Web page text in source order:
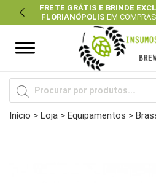
FRETE GRÁTIS E BRINDE
FLORIANÓPOLIS EM COMPRAS
Previous
Pesquisar
produtos
Início > Loja > Equipamentos >